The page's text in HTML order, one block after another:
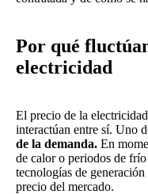
Por qué
electricidad
El precio de la
interactúan entre sí. Uno
de la demanda. En
de calor o periodos de
tecnologías de
precio del mercado.